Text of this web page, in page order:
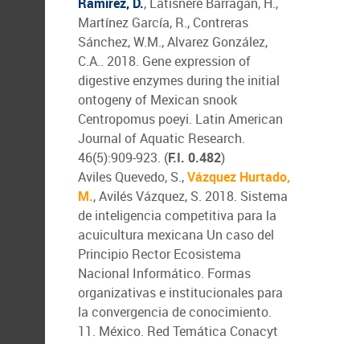
Martínez García, R., Contreras
Sánchez, W.M., Alvarez González,
C.A.. 2018. Gene expression of
digestive enzymes during the initial
ontogeny of Mexican snook
Centropomus poeyi. Latin American
Journal of Aquatic Research.
46(5):909-923. (F.I. 0.482)
Aviles Quevedo, S.,Vázquez Hurtado,
M., Avilés Vázquez, S. 2018. Sistema
de inteligencia competitiva para la
acuicultura mexicana Un caso del
Principio Rector Ecosistema
Nacional Informático. Formas
organizativas e institucionales para
la convergencia de conocimiento.
11. México. Red Temática Conacyt